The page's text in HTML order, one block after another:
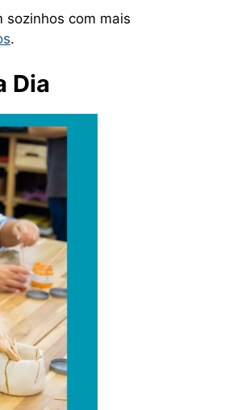
sozinhos com mais
.
Dia